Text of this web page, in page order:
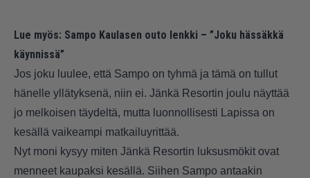
Lue myös: Sampo Kaulasen outo lenkki – ”Joku hässäkkä
käynnissä”
Jos joku luulee, että Sampo on tyhmä ja tämä on tullut
hänelle yllätyksenä, niin ei. Jänkä Resortin joulu näyttää
jo melkoisen täydeltä, mutta luonnollisesti Lapissa on
kesällä vaikeampi matkailuyrittää.
Nyt moni kysyy miten Jänkä Resortin luksusmökit ovat
menneet kaupaksi kesällä. Siihen Sampo antaakin